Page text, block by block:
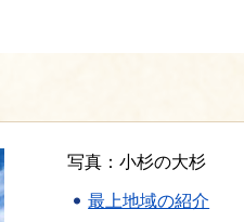
写真：小杉の大杉
最上地域の紹介